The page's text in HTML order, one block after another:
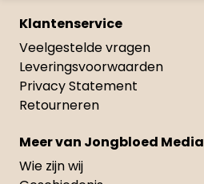
Klantenservice
Veelgestelde vragen
Leveringsvoorwaarden
Privacy Statement
Retourneren
Meer van Jongbloed Media
Wie zijn wij